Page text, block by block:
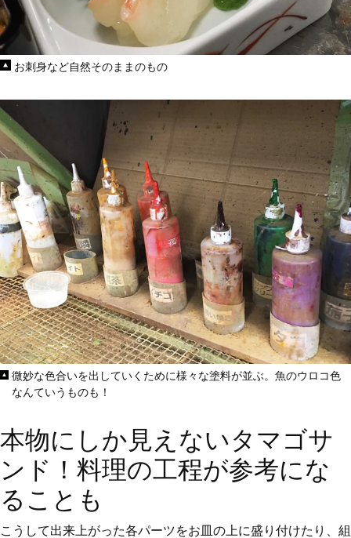
お刺身など自然そのままのもの
微妙な色合いを出していくために様々な塗料が並ぶ。魚のウロコ色
なんていうものも！
本物にしか見えないタマゴサ
ンド！料理の工程が参考にな
ることも
こうして出来上がった各パーツをお皿の上に盛り付けたり、組